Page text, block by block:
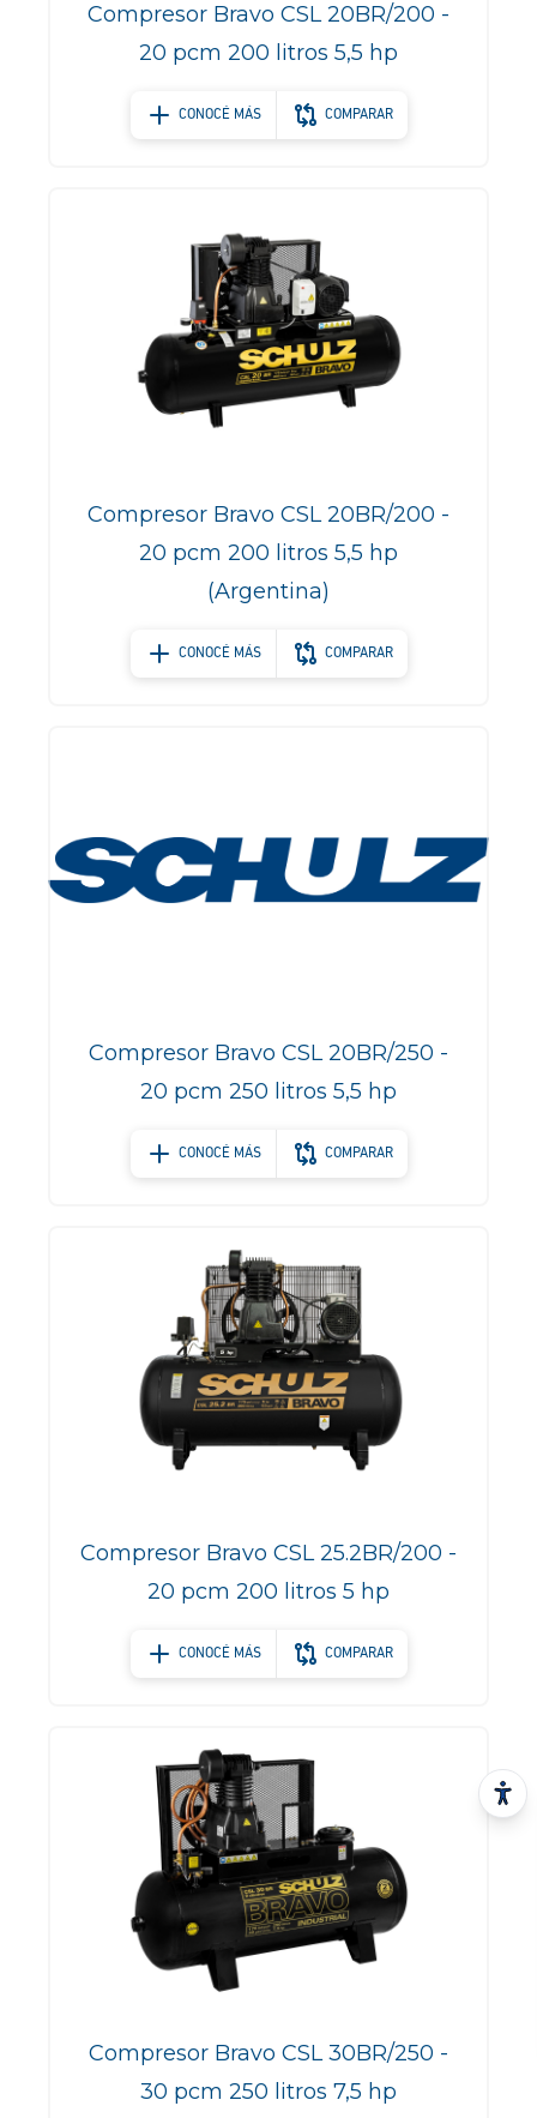
Compresor Bravo CSL 20BR/200 -
20 pcm 200 litros 5,5 hp
CONOCÉ MÁS COMPARAR
Compresor Bravo CSL 20BR/200 -
20 pcm 200 litros 5,5 hp
(Argentina)
CONOCÉ MÁS COMPARAR
Compresor Bravo CSL 20BR/250 -
20 pcm 250 litros 5,5 hp
CONOCÉ MÁS COMPARAR
Compresor Bravo CSL 25.2BR/200 -
20 pcm 200 litros 5 hp
CONOCÉ MÁS COMPARAR
Compresor Bravo CSL 30BR/250 -
30 pcm 250 litros 7,5 hp